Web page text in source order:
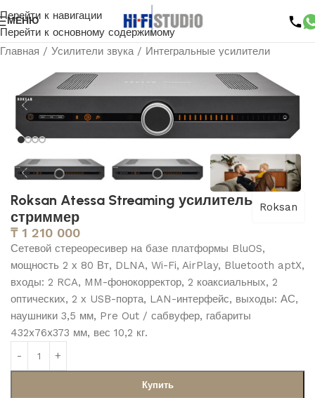
Перейти к навигации
Перейти к основному содержимому
МЕНЮ
Главная / Усилители звука/ Интегральные усилители
Roksan Atessa Streaming усилитель
стриммер
Roksan
₸1 210 000
Сетевой стереоресивер на базе платформы BluOS,
мощность 2 х 80 Вт, DLNA, Wi-Fi, AirPlay, Bluetooth aptX,
входы: 2 RCA, MM-фонокорректор, 2 коаксиальных, 2
оптических, 2 х USB-порта, LAN-интерфейс, выходы: АС,
наушники 3,5 мм, Pre Out / сабвуфер, габариты
432x76x373 мм, вес 10,2 кг.
Купить